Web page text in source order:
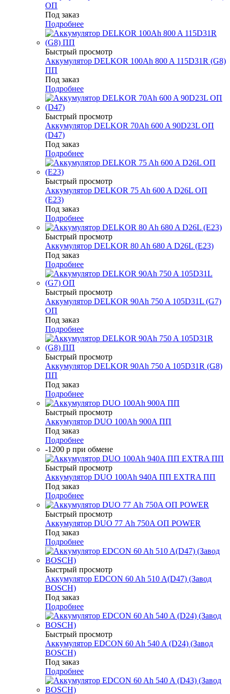
ОП
Под заказ
Подробнее
Быстрый просмотр
Аккумулятор DELKOR 100Ah 800 A 115D31R (G8)
ПП
Под заказ
Подробнее
Быстрый просмотр
Аккумулятор DELKOR 70Ah 600 A 90D23L ОП
(D47)
Под заказ
Подробнее
Быстрый просмотр
Аккумулятор DELKOR 75 Ah 600 A D26L ОП
(E23)
Под заказ
Подробнее
Быстрый просмотр
Аккумулятор DELKOR 80 Ah 680 A D26L (E23)
Под заказ
Подробнее
Быстрый просмотр
Аккумулятор DELKOR 90Ah 750 A 105D31L (G7)
ОП
Под заказ
Подробнее
Быстрый просмотр
Аккумулятор DELKOR 90Ah 750 A 105D31R (G8)
ПП
Под заказ
Подробнее
Быстрый просмотр
Аккумулятор DUO 100Аh 900A ПП
Под заказ
Подробнее
-1200 р при обмене
Быстрый просмотр
Аккумулятор DUO 100Аh 940A ПП EXTRA ПП
Под заказ
Подробнее
Быстрый просмотр
Аккумулятор DUO 77 Аh 750A ОП POWER
Под заказ
Подробнее
Быстрый просмотр
Аккумулятор EDCON 60 Ah 510 A(D47) (Завод
BOSCH)
Под заказ
Подробнее
Быстрый просмотр
Аккумулятор EDCON 60 Ah 540 A (D24) (Завод
BOSCH)
Под заказ
Подробнее